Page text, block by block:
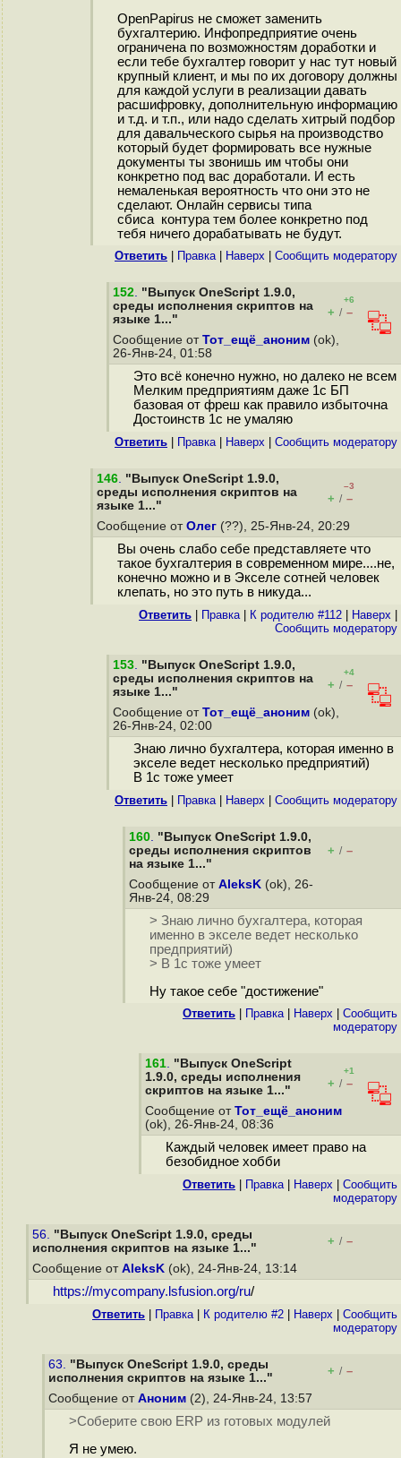
OpenPapirus не сможет заменить
бухгалтерию. Инфопредприятие очень
ограничена по возможностям доработки и
если тебе бухгалтер говорит у нас тут новый
крупный клиент, и мы по их договору должны
для каждой услуги в реализации давать
расшифровку, дополнительную информацию
и т.д. и т.п., или надо сделать хитрый подбор
для давальческого сырья на производство
который будет формировать все нужные
документы ты звонишь им чтобы они
конкретно под вас доработали. И есть
немаленькая вероятность что они это не
сделают. Онлайн сервисы типа
сбиса контура тем более конкретно под
тебя ничего дорабатывать не будут.
Ответить Правка| Наверх Cообщить модератору
152. "Выпуск OneScript 1.9.0,
среды исполнения скриптов на
языке 1..."
+6
+ / –
Сообщение от Тот_ещё_аноним (ok),
26-Янв-24, 01:58
Это всё конечно нужно, но далеко не всем
Мелким предприятиям даже 1с БП
базовая от фреш как правило избыточна
Достоинств 1с не умаляю
Ответить Правка| Наверх Cообщить модератору
146. "Выпуск OneScript 1.9.0,
среды исполнения скриптов на
языке 1..."
–3
+ / –
Сообщение от Олег (??), 25-Янв-24, 20:29
Вы очень слабо себе представляете что
такое бухгалтерия в современном мире....не,
конечно можно и в Экселе сотней человек
клепать, но это путь в никуда...
Ответить Правка| К родителю #112 Наверх
Cообщить модератору
153. "Выпуск OneScript 1.9.0,
среды исполнения скриптов на
языке 1..."
+4
+ / –
Сообщение от Тот_ещё_аноним (ok),
26-Янв-24, 02:00
Знаю лично бухгалтера, которая именно в
экселе ведет несколько предприятий)
В 1с тоже умеет
Ответить Правка| Наверх Cообщить модератору
160. "Выпуск OneScript 1.9.0,
среды исполнения скриптов
на языке 1..."
+ / –
Сообщение от AleksK (ok), 26-
Янв-24, 08:29
> Знаю лично бухгалтера, которая
именно в экселе ведет несколько
предприятий)
> В 1с тоже умеет
Ну такое себе "достижение"
Ответить Правка| Наверх
Cообщить
модератору
161. "Выпуск OneScript
1.9.0, среды исполнения
скриптов на языке 1..."
+1
+ / –
Сообщение от Тот_ещё_аноним
(ok), 26-Янв-24, 08:36
Каждый человек имеет право на
безобидное хобби
Ответить Правка| Наверх
Cообщить
модератору
56. "Выпуск OneScript 1.9.0, среды
исполнения скриптов на языке 1..."
+ / –
Сообщение от AleksK (ok), 24-Янв-24, 13:14
https://mycompany.lsfusion.org/ru/
Ответить Правка| К родителю #2 Наверх
Cообщить
модератору
63. "Выпуск OneScript 1.9.0, среды
исполнения скриптов на языке 1..."
+ / –
Сообщение от Аноним (2), 24-Янв-24, 13:57
>Соберите свою ERP из готовых модулей
Я не умею.